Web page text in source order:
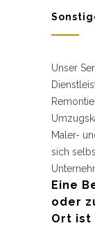
Unser
Maler-
sich
Eine
oder
Ort ist